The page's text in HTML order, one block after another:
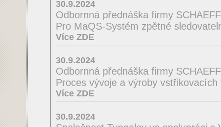
30.9.2024
Odbornná přednáška firmy
Pro MaQS-Systém zpětné
Více ZDE
30.9.2024
Odbornná přednáška firmy
Proces vývoje a výroby vstřikovacích
Více ZDE
30.9.2024